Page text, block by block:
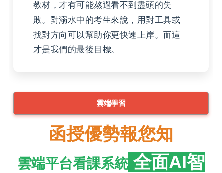
教材，才有可能熬過看不到盡頭的失
敗。對溺水中的考生來說，用對工具或
找對方向可以幫助你更快速上岸。而這
才是我們的最後目標。
雲端學習
函授優勢報您知
雲端平台看課系統 全面AI智